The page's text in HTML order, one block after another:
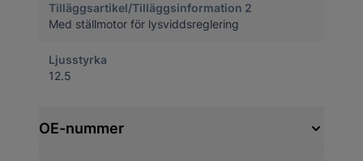
Tilläggsartikel/Tilläggsinformation 2
Med ställmotor för lysviddsreglering
Ljusstyrka
12.5
OE-nummer